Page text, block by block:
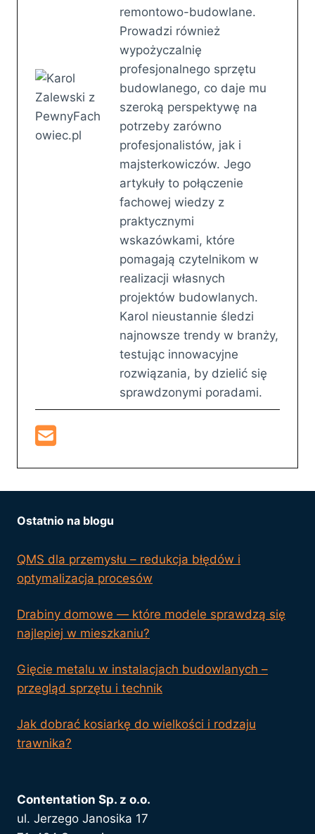
remontowo-budowlane.
Prowadzi również
wypożyczalnię
profesjonalnego sprzętu
budowlanego, co daje mu
szeroką perspektywę na
potrzeby zarówno
profesjonalistów, jak i
majsterkowiczów. Jego
artykuły to połączenie
fachowej wiedzy z
praktycznymi
wskazówkami, które
pomagają czytelnikom w
realizacji własnych
projektów budowlanych.
Karol nieustannie śledzi
najnowsze trendy w branży,
testując innowacyjne
rozwiązania, by dzielić się
sprawdzonymi poradami.
Ostatnio na blogu
QMS dla przemysłu – redukcja błędów i
optymalizacja procesów
Drabiny domowe — które modele sprawdzą się
najlepiej w mieszkaniu?
Gięcie metalu w instalacjach budowlanych –
przegląd sprzętu i technik
Jak dobrać kosiarkę do wielkości i rodzaju
trawnika?
Contentation Sp. z o.o.
ul. Jerzego Janosika 17